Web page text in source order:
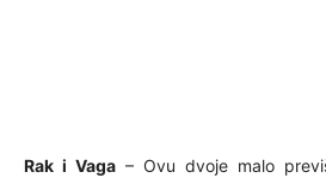
Rak i Vaga – Ovu dvoje malo